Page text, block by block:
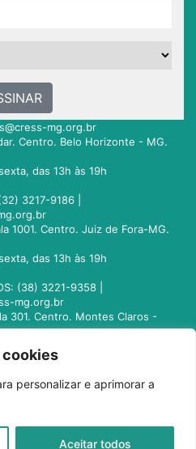
personalizar e aprimorar a
Aceitar todos
mg.org.br
Centro. Belo Horizonte - MG.
das 13h às 19h
3217-9186 |
1001. Centro. Juiz de Fora-MG.
das 13h às 19h
(38) 3221-9358 |
mg.org.br
301. Centro. Montes Claros -
Uberlândia - MG. CEP